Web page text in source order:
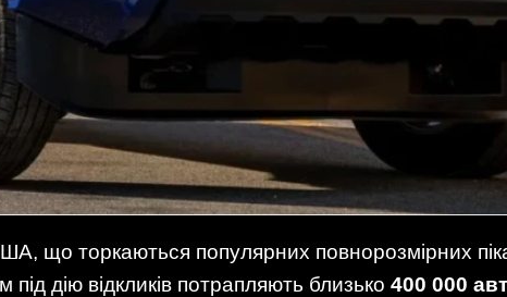
що торкаються популярних повнорозмірних
під дію відкликів потрапляють близько 400 000